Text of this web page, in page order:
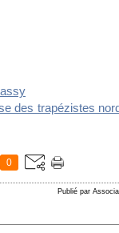
des trapézistes
0
Publié par